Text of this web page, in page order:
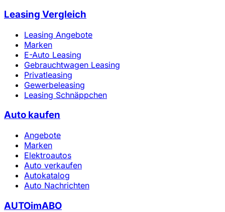
Leasing Vergleich
Leasing Angebote
Marken
E-Auto Leasing
Gebrauchtwagen Leasing
Privatleasing
Gewerbeleasing
Leasing Schnäppchen
Auto kaufen
Angebote
Marken
Elektroautos
Auto verkaufen
Autokatalog
Auto Nachrichten
AUTOimABO